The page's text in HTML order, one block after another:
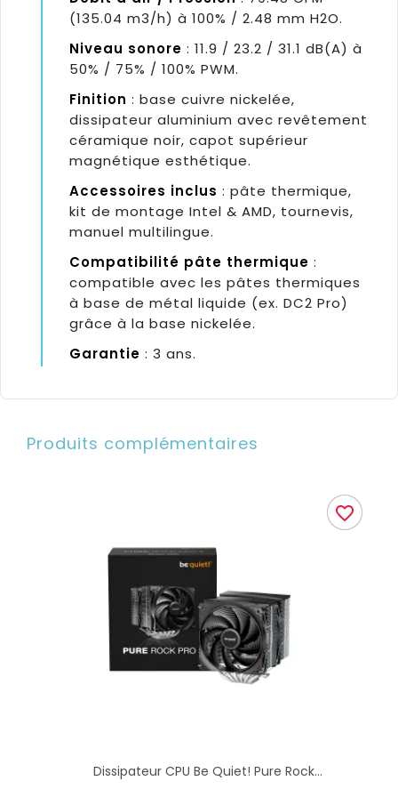
(135.04 m3/h) à 100% / 2.48 mm H2O.
Niveau sonore : 11.9 / 23.2 / 31.1 dB(A) à
50% / 75% / 100% PWM.
Finition : base cuivre nickelée,
dissipateur aluminium avec revêtement
céramique noir, capot supérieur
magnétique esthétique.
Accessoires inclus : pâte thermique,
kit de montage Intel & AMD, tournevis,
manuel multilingue.
Compatibilité pâte thermique :
compatible avec les pâtes thermiques
à base de métal liquide (ex. DC2 Pro)
grâce à la base nickelée.
Garantie : 3 ans.
Produits complémentaires
Dissipateur CPU Be Quiet! Pure Rock...
favorite_border